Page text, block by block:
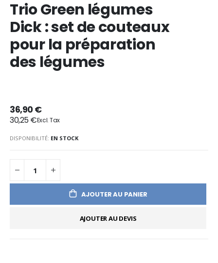
Trio Green légumes
Dick : set de couteaux
pour la préparation
des légumes
36,90 €
30,25 €
DISPONIBILITÉ: EN STOCK
AJOUTER AU PANIER
AJOUTER AU DEVIS